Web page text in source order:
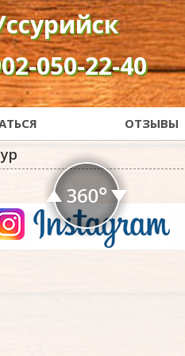
050-22-40
ОТЗЫВЫ